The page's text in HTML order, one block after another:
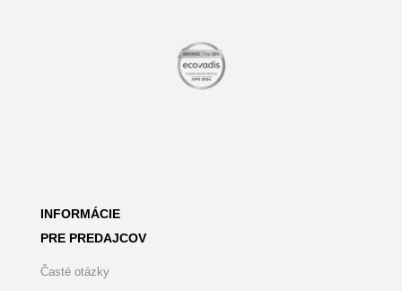
INFORMÁCIE
PRE PREDAJCOV
Časté otázky